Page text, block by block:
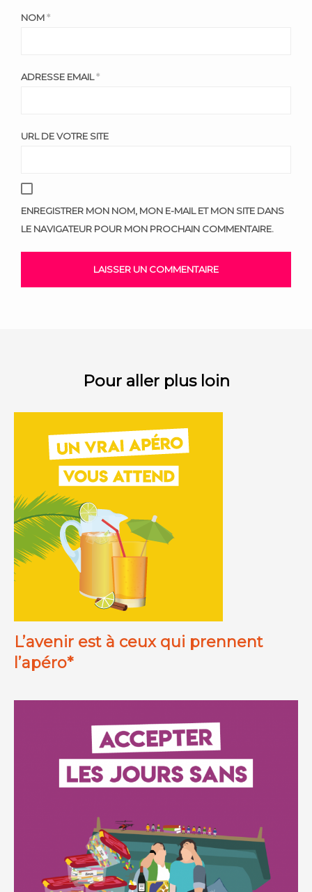
NOM*
ADRESSE EMAIL*
URL DE VOTRE SITE
ENREGISTRER MON NOM, MON E-MAIL ET MON SITE DANS
LE NAVIGATEUR POUR MON PROCHAIN COMMENTAIRE.
Pour aller plus loin
L’avenir est à ceux qui prennent
l’apéro*